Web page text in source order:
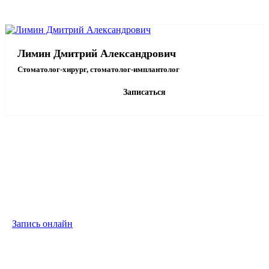
Лимин Дмитрий Александрович
Стоматолог-хирург, стоматолог-имплантолог
Записаться
Запись онлайн